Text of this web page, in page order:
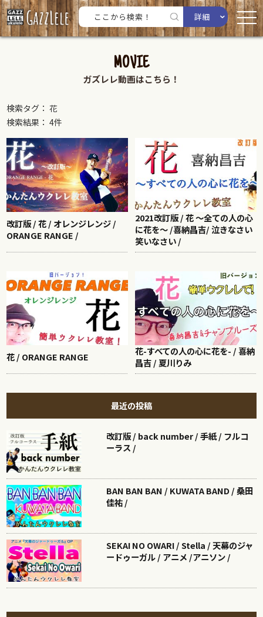
詳細
MOVIE
ガズレレ動画はこちら！
検索タグ： 花
検索結果： 4件
改訂版 / 花 / オレンジレンジ /
ORANGE RANGE /
2021改訂版 / 花 ～全ての人の心
に花を～ /喜納昌吉/ 泣きなさい
笑いなさい /
花 / ORANGE RANGE
花-すべての人の心に花を- / 喜納
昌吉 / 夏川りみ
最近の投稿
改訂版 / back number / 手紙 / フルコ
ーラス /
BAN BAN BAN / KUWATA BAND / 桑田
佳祐 /
SEKAI NO OWARI / Stella / 天幕のジャ
ードゥーガル / アニメ /アニソン /